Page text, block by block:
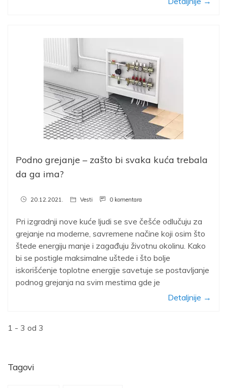
Podno grejanje – zašto bi svaka kuća trebala
da ga ima?
20.12.2021. Vesti 0 komentara
Pri izgradnji nove kuće ljudi se sve češće odlučuju za
grejanje na moderne, savremene načine koji osim što
štede energiju manje i zagađuju životnu okolinu. Kako
bi se postigle maksimalne uštede i što bolje
iskorišćenje toplotne energije savetuje se postavljanje
podnog grejanja na svim mestima gde je
Detaljnije →
1 - 3 od 3
Tagovi